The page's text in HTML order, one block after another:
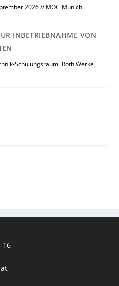
2026 // MOC Munich
INBETRIEBNAHME VON
Schulungsraum, Roth Werke
16